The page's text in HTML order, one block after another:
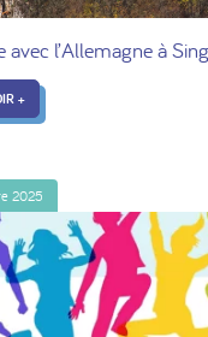
avec l’Allemagne à
+
2025